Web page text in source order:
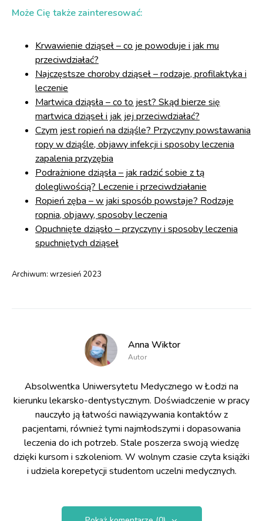
Może Cię także zainteresować:
Krwawienie dziąseł – co je powoduje i jak mu
przeciwdziałać?
Najczęstsze choroby dziąseł – rodzaje, profilaktyka i
leczenie
Martwica dziąsła – co to jest? Skąd bierze się
martwica dziąseł i jak jej przeciwdziałać?
Czym jest ropień na dziąśle? Przyczyny powstawania
ropy w dziąśle, objawy infekcji i sposoby leczenia
zapalenia przyzębia
Podrażnione dziąsła – jak radzić sobie z tą
dolegliwością? Leczenie i przeciwdziałanie
Ropień zęba – w jaki sposób powstaje? Rodzaje
ropnia, objawy, sposoby leczenia
Opuchnięte dziąsło – przyczyny i sposoby leczenia
spuchniętych dziąseł
Archiwum: wrzesień 2023
Anna Wiktor
Autor
Absolwentka Uniwersytetu Medycznego w Łodzi na
kierunku lekarsko-dentystycznym. Doświadczenie w pracy
nauczyło ją łatwości nawiązywania kontaktów z
pacjentami, również tymi najmłodszymi i dopasowania
leczenia do ich potrzeb. Stale poszerza swoją wiedzę
dzięki kursom i szkoleniom. W wolnym czasie czyta książki
i udziela korepetycji studentom uczelni medycznych.